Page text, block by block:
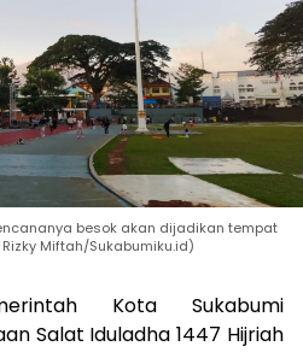
besok akan dijadikan tempat
Rizky Miftah/Sukabumiku.id)
Kota Sukabumi
Salat Iduladha 1447 Hijriah